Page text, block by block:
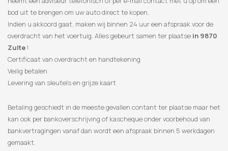
​​bod uit te brengen om uw auto direct te kopen.
Indien u akkoord gaat, maken wij binnen 24 uur een afspraak voor de
overdracht van het voertuig. Alles gebeurt samen ter plaatse in 9870
Zulte !
Certificaat van overdracht en handtekening
Veilig betalen
Levering van sleutels en grijze kaart
Betaling geschiedt in de meeste gevallen contant ter plaatse maar het
kan ook per bankoverschrijving of kascheque onder voorbehoud van
bankvertragingen vanaf dan wordt een afspraak binnen 5 werkdagen
gemaakt.